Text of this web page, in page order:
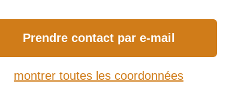
Prendre contact par e-mail
montrer toutes les coordonnées